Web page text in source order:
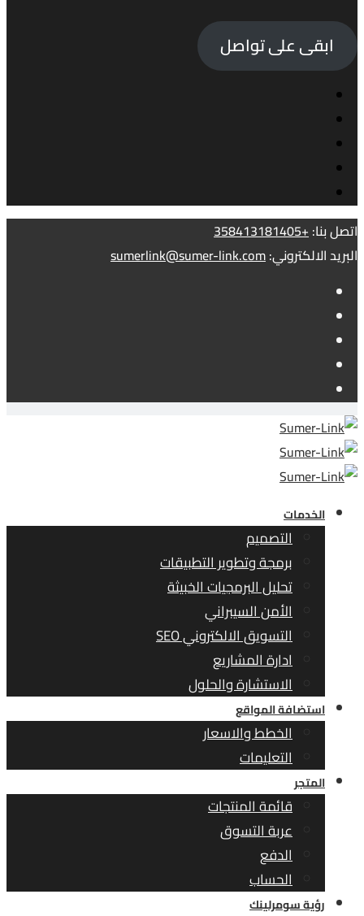
ابقى على تواصل
اتصل بنا:+358413181405
البريد الالكتروني:sumerlink@sumer-link.com
الخدمات
التصميم
برمجة وتطوير التطبيقات
تحليل البرمجيات الخبيثة
الأمن السيبراني
التسويق الالكتروني SEO
ادارة المشاريع
الاستشارة والحلول
استضافة المواقع
الخطط والاسعار
التعليمات
المتجر
قائمة المنتجات
عربة التسوق
الدفع
الحساب
رؤية سومرلينك